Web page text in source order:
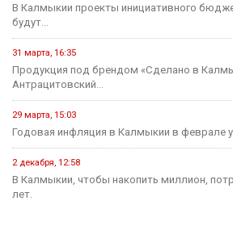
В Калмыкии проекты инициативного
будут...
31 марта, 16:35
Продукция под брендом «Сделано в
Антрацитовский...
29 марта, 15:03
Годовая инфляция в Калмыкии в феврале
2 декабря, 12:58
В Калмыкии, чтобы накопить миллион,
лет.